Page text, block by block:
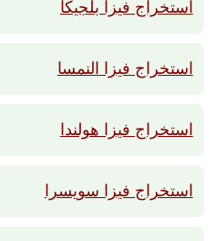
استخراج فيزا بلجيكا
استخراج فيزا النمسا
استخراج فيزا هولندا
استخراج فيزا سويسرا